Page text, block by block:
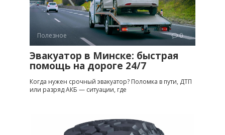
Полезное 0
Эвакуатор в Минске: быстрая
помощь на дороге 24/7
Когда нужен срочный эвакуатор? Поломка в пути, ДТП
или разряд АКБ — ситуации, где